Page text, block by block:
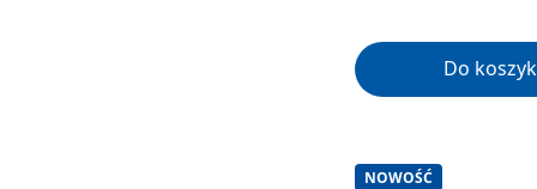
Do
NOWOŚĆ